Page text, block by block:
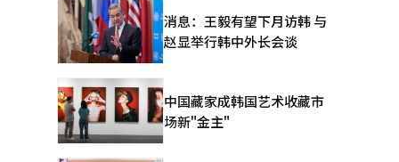
难。
消息：王毅有望下月访韩 与
赵显举行韩中外长会谈
中国藏家成韩国艺术收藏市
场新"金主"